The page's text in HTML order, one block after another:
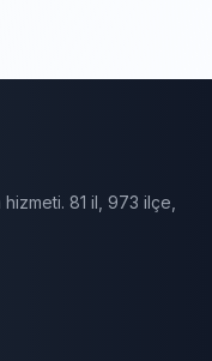
81 il, 973 ilçe,